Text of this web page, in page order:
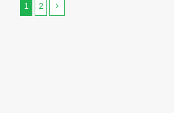
1 2